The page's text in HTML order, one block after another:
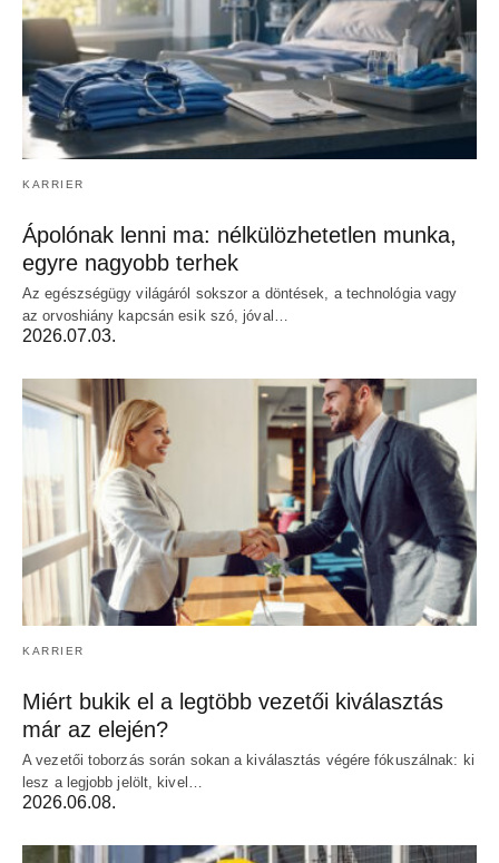
KARRIER
Ápolónak lenni ma: nélkülözhetetlen munka,
egyre nagyobb terhek
Az egészségügy világáról sokszor a döntések, a technológia vagy
az orvoshiány kapcsán esik szó, jóval…
2026.07.03.
KARRIER
Miért bukik el a legtöbb vezetői kiválasztás
már az elején?
A vezetői toborzás során sokan a kiválasztás végére fókuszálnak: ki
lesz a legjobb jelölt, kivel…
2026.06.08.